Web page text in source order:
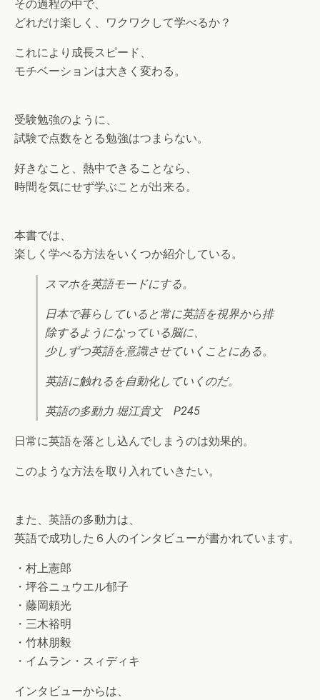
その過程の中で、
どれだけ楽しく、ワクワクして学べるか？
これにより成長スピード、
モチベーションは大きく変わる。
受験勉強のように、
試験で点数をとる勉強はつまらない。
好きなこと、熱中できることなら、
時間を気にせず学ぶことが出来る。
本書では、
楽しく学べる方法をいくつか紹介している。
スマホを英語モードにする。
日本で暮らしていると常に英語を視界から排
除するようになっている脳に、
少しずつ英語を意識させていくことにある。
英語に触れるを自動化していくのだ。
英語の多動力 堀江貴文 P245
日常に英語を落とし込んでしまうのは効果的。
このような方法を取り入れていきたい。
また、英語の多動力は、
英語で成功した６人のインタビューが書かれています。
・村上憲郎
・坪谷ニュウエル郁子
・藤岡頼光
・三木裕明
・竹林朋毅
・イムラン・スィディキ
インタビューからは、